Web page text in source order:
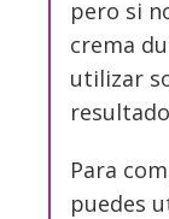
pero si
crema
utilizar
Para
puedes